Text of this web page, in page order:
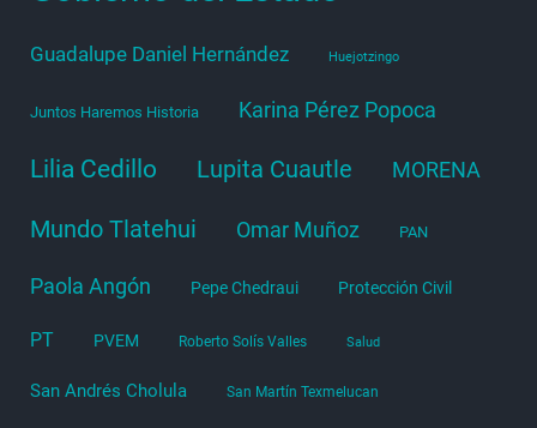
Guadalupe Daniel Hernández Huejotzingo
Juntos Haremos Historia Karina Pérez Popoca
Lilia Cedillo Lupita Cuautle MORENA
Mundo Tlatehui Omar Muñoz PAN
Paola Angón Pepe Chedraui Protección Civil
PT PVEM Roberto Solís Valles Salud
San Andrés Cholula San Martín Texmelucan